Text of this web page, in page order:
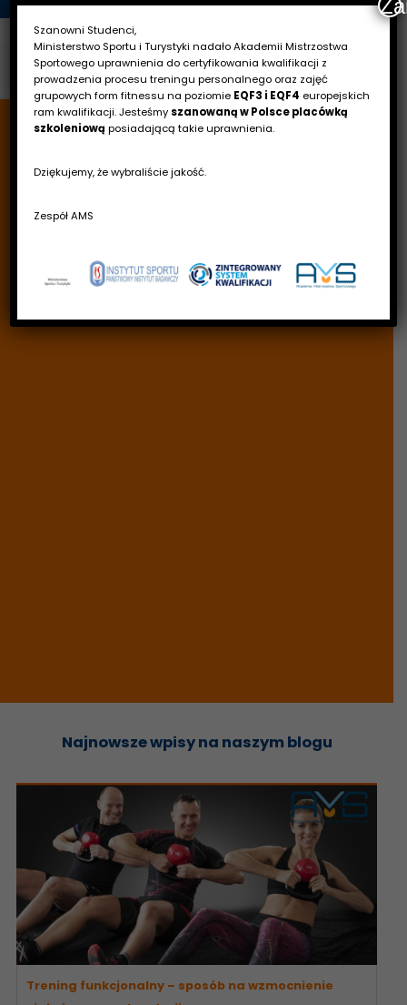
Najnowsze wpisy na naszym blogu
Trening funkcjonalny – sposób na wzmocnienie
Szanowni Studenci,
Ministerstwo Sportu i Turystyki nadało Akademii Mistrzostwa
Sportowego uprawnienia do certyfikowania kwalifikacji z
prowadzenia procesu treningu personalnego oraz zajęć
grupowych form fitnessu na poziomie EQF3 i EQF4 europejskich
ram kwalifikacji. Jesteśmy szanowaną w Polsce placówką
szkoleniową posiadającą takie uprawnienia.
Dziękujemy, że wybraliście jakość.
Zespół AMS